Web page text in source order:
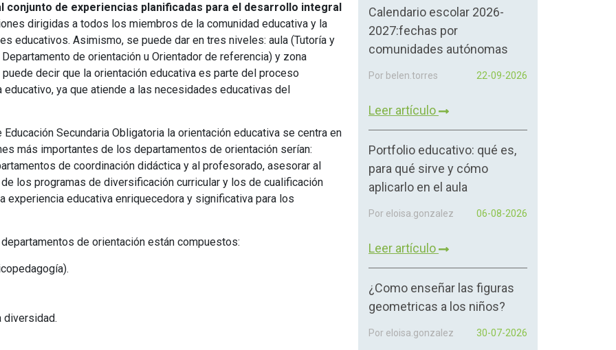
de experiencias planificadas para el desarrollo integral
dirigidas a todos los miembros de la comunidad educativa y la
educativos. Asimismo, se puede dar en tres niveles: aula (Tutoría y
de orientación u Orientador de referencia) y zona
decir que la orientación educativa es parte del proceso
ya que atiende a las necesidades educativas del
Secundaria Obligatoria la orientación educativa se centra en
más importantes de los departamentos de orientación serían:
de coordinación didáctica y al profesorado, asesorar al
los programas de diversificación curricular y los de cualificación
experiencia educativa enriquecedora y significativa para los
de orientación están compuestos:
diversidad.
Calendario escolar 2026-
2027:fechas por
comunidades autónomas
Por belen.torres 22-09-2026
Leer artículo
Portfolio educativo: qué es,
para qué sirve y cómo
aplicarlo en el aula
Por eloisa.gonzalez 06-08-2026
Leer artículo
¿Como enseñar las figuras
geometricas a los niños?
Por eloisa.gonzalez 30-07-2026